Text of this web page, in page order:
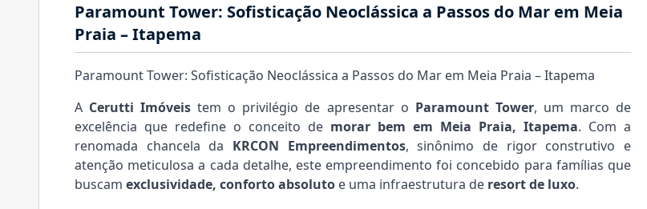
Paramount Tower: Sofisticação Neoclássica a Passos do Mar em Meia
Praia – Itapema
Paramount Tower: Sofisticação Neoclássica a Passos do Mar em Meia Praia – Itapema
A Cerutti Imóveis tem o privilégio de apresentar o Paramount Tower, um marco de
excelência que redefine o conceito de morar bem em Meia Praia, Itapema. Com a
renomada chancela da KRCON Empreendimentos, sinônimo de rigor construtivo e
atenção meticulosa a cada detalhe, este empreendimento foi concebido para famílias que
buscam exclusividade, conforto absoluto e uma infraestrutura de resort de luxo.